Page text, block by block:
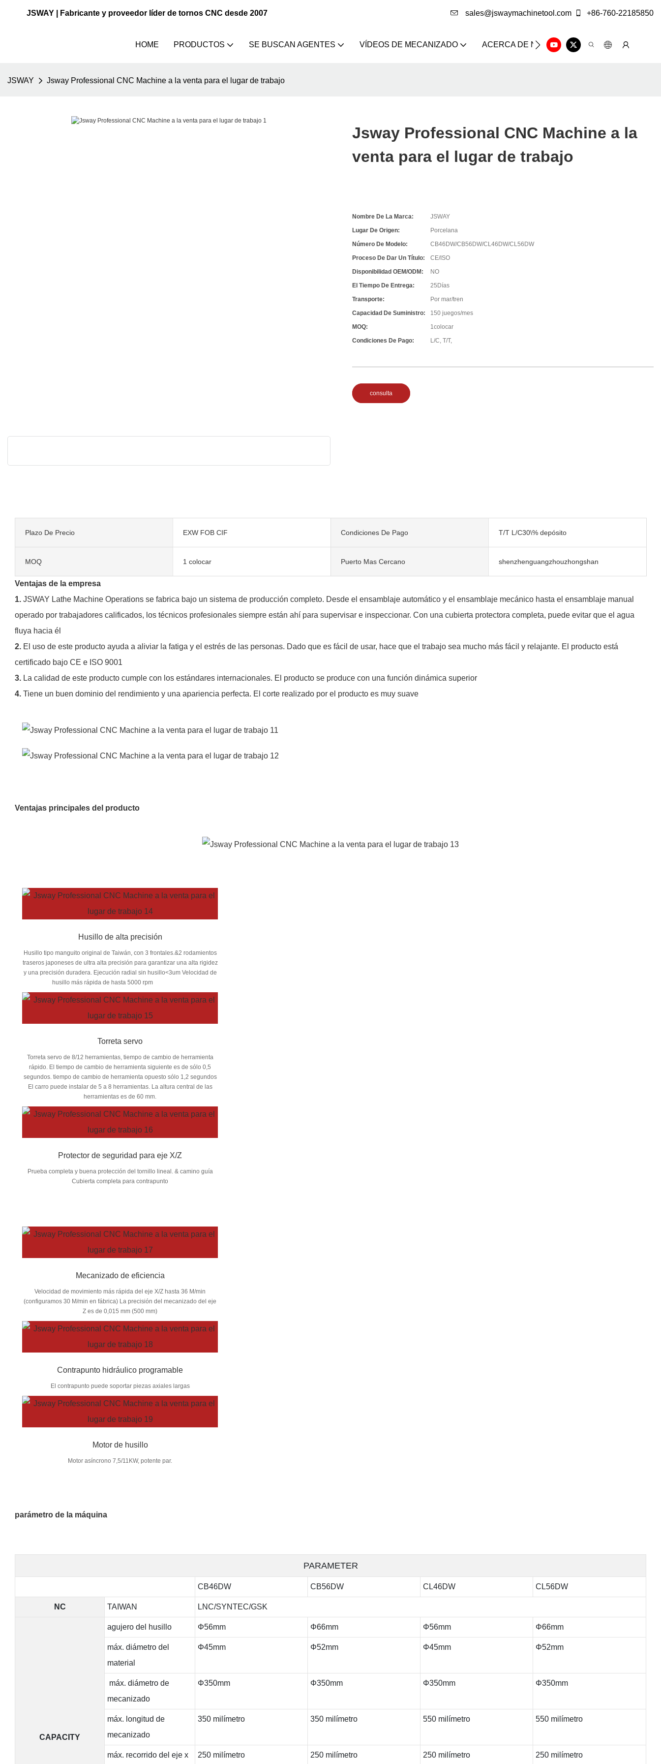
JSWAY | Fabricante y proveedor líder de tornos CNC desde 2007 sales@jswaymachinetool.com +86-760-22185850
HOME PRODUCTOS SE BUSCAN AGENTES VÍDEOS DE MECANIZADO ACERCA DE NOSOTROS SOLUCIÓN
JSWAY Jsway Professional CNC Machine a la venta para el lugar de trabajo
Jsway Professional CNC Machine a la
venta para el lugar de trabajo
Nombre De La Marca:
JSWAY
Lugar De Origen:
Porcelana
Número De Modelo:
CB46DW/CB56DW/CL46DW/CL56DW
Proceso De Dar Un Título:
CE/ISO
Disponibilidad OEM/ODM:
NO
El Tiempo De Entrega:
25Días
Transporte:
Por mar/tren
Capacidad De Suministro:
150 juegos/mes
MOQ:
1colocar
Condiciones De Pago:
L/C, T/T,
consulta
Plazo De Precio EXW FOB CIF Condiciones De Pago T/T L/C30\% depósito
MOQ 1 colocar Puerto Mas Cercano shenzhenguangzhouzhongshan
Ventajas de la empresa
1. JSWAY Lathe Machine Operations se fabrica bajo un sistema de producción completo. Desde el ensamblaje automático y el ensamblaje mecánico hasta el ensamblaje manual
operado por trabajadores calificados, los técnicos profesionales siempre están ahí para supervisar e inspeccionar. Con una cubierta protectora completa, puede evitar que el agua
fluya hacia él
2. El uso de este producto ayuda a aliviar la fatiga y el estrés de las personas. Dado que es fácil de usar, hace que el trabajo sea mucho más fácil y relajante. El producto está
certificado bajo CE e ISO 9001
3. La calidad de este producto cumple con los estándares internacionales. El producto se produce con una función dinámica superior
4. Tiene un buen dominio del rendimiento y una apariencia perfecta. El corte realizado por el producto es muy suave
Ventajas principales del producto
Husillo de alta precisión
Husillo tipo manguito original de Taiwán, con 3 frontales.&2 rodamientos
traseros japoneses de ultra alta precisión para garantizar una alta rigidez
y una precisión duradera. Ejecución radial sin husillo<3um Velocidad de
husillo más rápida de hasta 5000 rpm
Torreta servo
Torreta servo de 8/12 herramientas, tiempo de cambio de herramienta
rápido. El tiempo de cambio de herramienta siguiente es de sólo 0,5
segundos. tiempo de cambio de herramienta opuesto sólo 1,2 segundos
El carro puede instalar de 5 a 8 herramientas. La altura central de las
herramientas es de 60 mm.
Protector de seguridad para eje X/Z
Prueba completa y buena protección del tornillo lineal. & camino guía
Cubierta completa para contrapunto
Mecanizado de eficiencia
Velocidad de movimiento más rápida del eje X/Z hasta 36 M/min
(configuramos 30 M/min en fábrica) La precisión del mecanizado del eje
Z es de 0,015 mm (500 mm)
Contrapunto hidráulico programable
El contrapunto puede soportar piezas axiales largas
Motor de husillo
Motor asíncrono 7,5/11KW, potente par.
parámetro de la máquina
PARAMETER
CB46DW CB56DW CL46DW CL56DW
NC TAIWAN LNC/SYNTEC/GSK
CAPACITY
agujero del husillo Φ56mm Φ66mm Φ56mm Φ66mm
máx. diámetro del
material
Φ45mm Φ52mm Φ45mm Φ52mm
máx. diámetro de
mecanizado
Φ350mm Φ350mm Φ350mm Φ350mm
máx. longitud de
mecanizado
350 milímetro 350 milímetro 550 milímetro 550 milímetro
máx. recorrido del eje x 250 milímetro 250 milímetro 250 milímetro 250 milímetro